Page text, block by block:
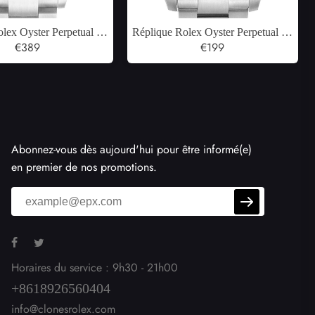
Oyster Perpetual 41
Montre Homme
€389
Réplique Rolex Oyster Perpetual 36
Acier Rose Baton Cadran Noir
€199
Abonnez-vous dès aujourd'hui pour être informé(e)
en premier de nos promotions.
Horaires du service : 9h30 - 21h00
+8618926560404
info@clonesrolex.com